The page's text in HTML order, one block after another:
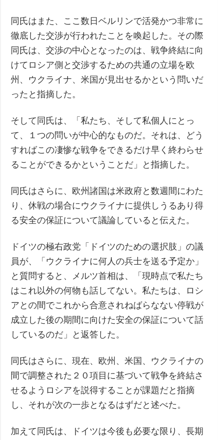
同氏はまた、ここ数日ベルリンで活発かつ非常に
徹底した交渉が行われたことを喚起した。その際
同氏は、交渉の中心となったのは、戦争終結に向
けてロシア側と交渉するための共通の立場を欧
州、ウクライナ、米国が見出せるかという問いだ
ったと指摘した。
そして同氏は、「私たち、そして私個人にとっ
て、１つの問いが中心的なものだ。それは、どう
すればこの凄惨な戦争をできるだけ早く終わらせ
ることができるかということだ」と指摘した。
同氏はさらに、欧州諸国は米政府と数週間にわた
り、休戦の場合にウクライナに提供しうるあり得
る安全の保証について議論していると伝えた。
ドイツの極右政党「ドイツのための選択肢」の議
員が、「ウクライナに何人の兵士を送る予定か」
と質問すると、メルツ首相は、「現時点で私たち
はこれ以外の何物も話してない。私たちは、ロシ
アとの間でこれから合意されねばらなない停戦が
成立した後の期間に向けた安全の保証について話
しているのだ」と返答した。
同氏はさらに、現在、欧州、米国、ウクライナの
間で調整された２０項目に基づいて戦争を終結さ
せるようロシアを説得することが課題だと指摘
し、それが次の一歩となるはずだと述べた。
加えて同氏は、ドイツは今後も必要な限り、長期